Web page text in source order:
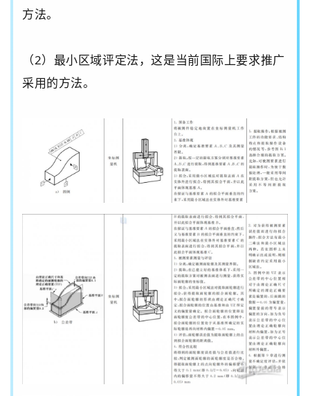
方法。
（2） 最小区域评定法，这是当前国际上要求推广
采用的方法。